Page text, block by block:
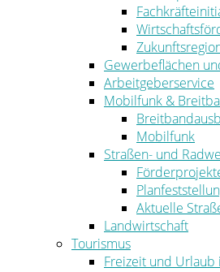
Gewerbeflächen
Arbeitgeberservice
Mobilfunk &
Mobilfunk
Straßen- und
Aktuelle
Landwirtschaft
Tourismus
Freizeit und Urlaub